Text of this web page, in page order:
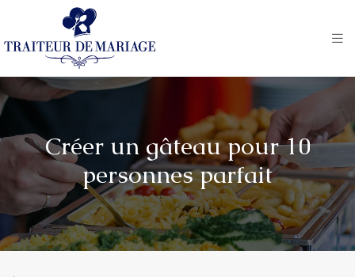
Créer un gâteau pour 10
personnes parfait